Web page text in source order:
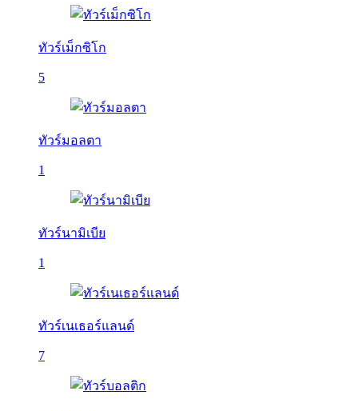
ทัวร์เม็กซิโก
5
ทัวร์มอลตา
1
ทัวร์นามิเบีย
1
ทัวร์เนเธอร์แลนด์
7